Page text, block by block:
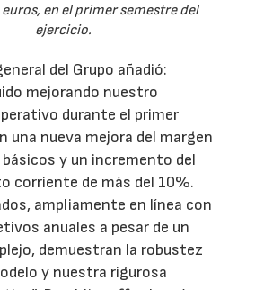
en el primer semestre del
ejercicio.
del Grupo añadió:
mejorando nuestro
durante el primer
una nueva mejora del margen
y un incremento del
corriente de más del 10%.
ampliamente en línea con
anuales a pesar de un
demuestran la robustez
y nuestra rigurosa